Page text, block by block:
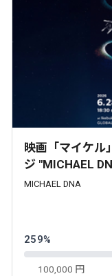
映画「マイケル
ジ "MICHAEL
MICHAEL DNA
259%
100,000 円